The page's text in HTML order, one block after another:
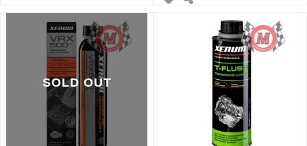
SOLD OUT